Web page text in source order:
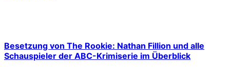
Besetzung von The Rookie: Nathan Fillion und alle
Schauspieler der ABC-Krimiserie im Überblick